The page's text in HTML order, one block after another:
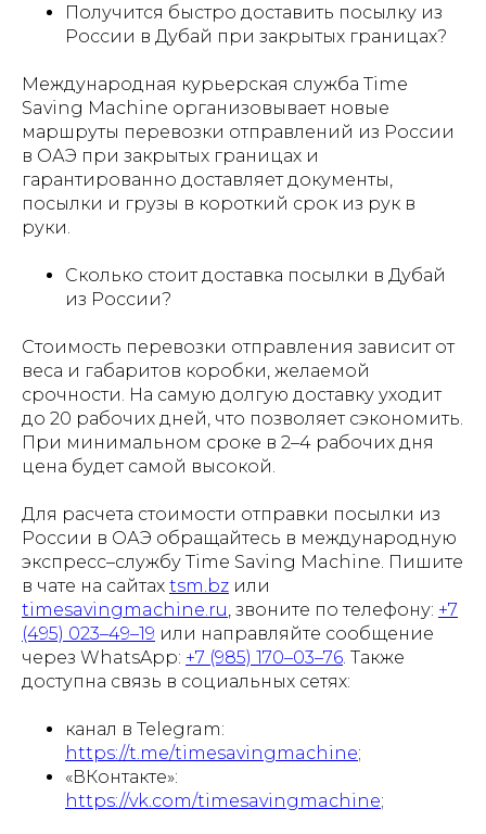
Получится быстро доставить посылку из
России в Дубай при закрытых границах?
Международная курьерская служба Time
Saving Machine организовывает новые
маршруты перевозки отправлений из России
в ОАЭ при закрытых границах и
гарантированно доставляет документы,
посылки и грузы в короткий срок из рук в
руки.
Сколько стоит доставка посылки в Дубай
из России?
Стоимость перевозки отправления зависит от
веса и габаритов коробки, желаемой
срочности. На самую долгую доставку уходит
до 20 рабочих дней, что позволяет сэкономить.
При минимальном сроке в 2–4 рабочих дня
цена будет самой высокой.
Для расчета стоимости отправки посылки из
России в ОАЭ обращайтесь в международную
экспресс–службу Time Saving Machine. Пишите
в чате на сайтах tsm.bz или
timesavingmachine.ru , звоните по телефону: +7
(495) 023–49–19 или направляйте сообщение
через WhatsApp: +7 (985) 170–03–76 . Также
доступна связь в социальных сетях:
канал в Telegram:
https://t.me/timesavingmachine;
«ВКонтакте»:
https://vk.com/timesavingmachine;